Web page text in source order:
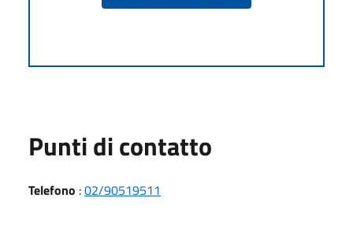
Punti di contatto
Telefono :02/90519511